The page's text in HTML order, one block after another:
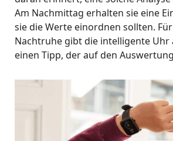
Am Nachmittag erhalten sie eine
sie die Werte einordnen sollten.
Nachtruhe gibt die intelligente Uhr
einen Tipp, der auf den